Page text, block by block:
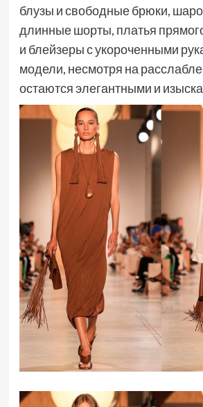
блузы и свободные брюки,
длинные шорты, платья
и блейзеры с укороченными
модели, несмотря на
остаются элегантными и